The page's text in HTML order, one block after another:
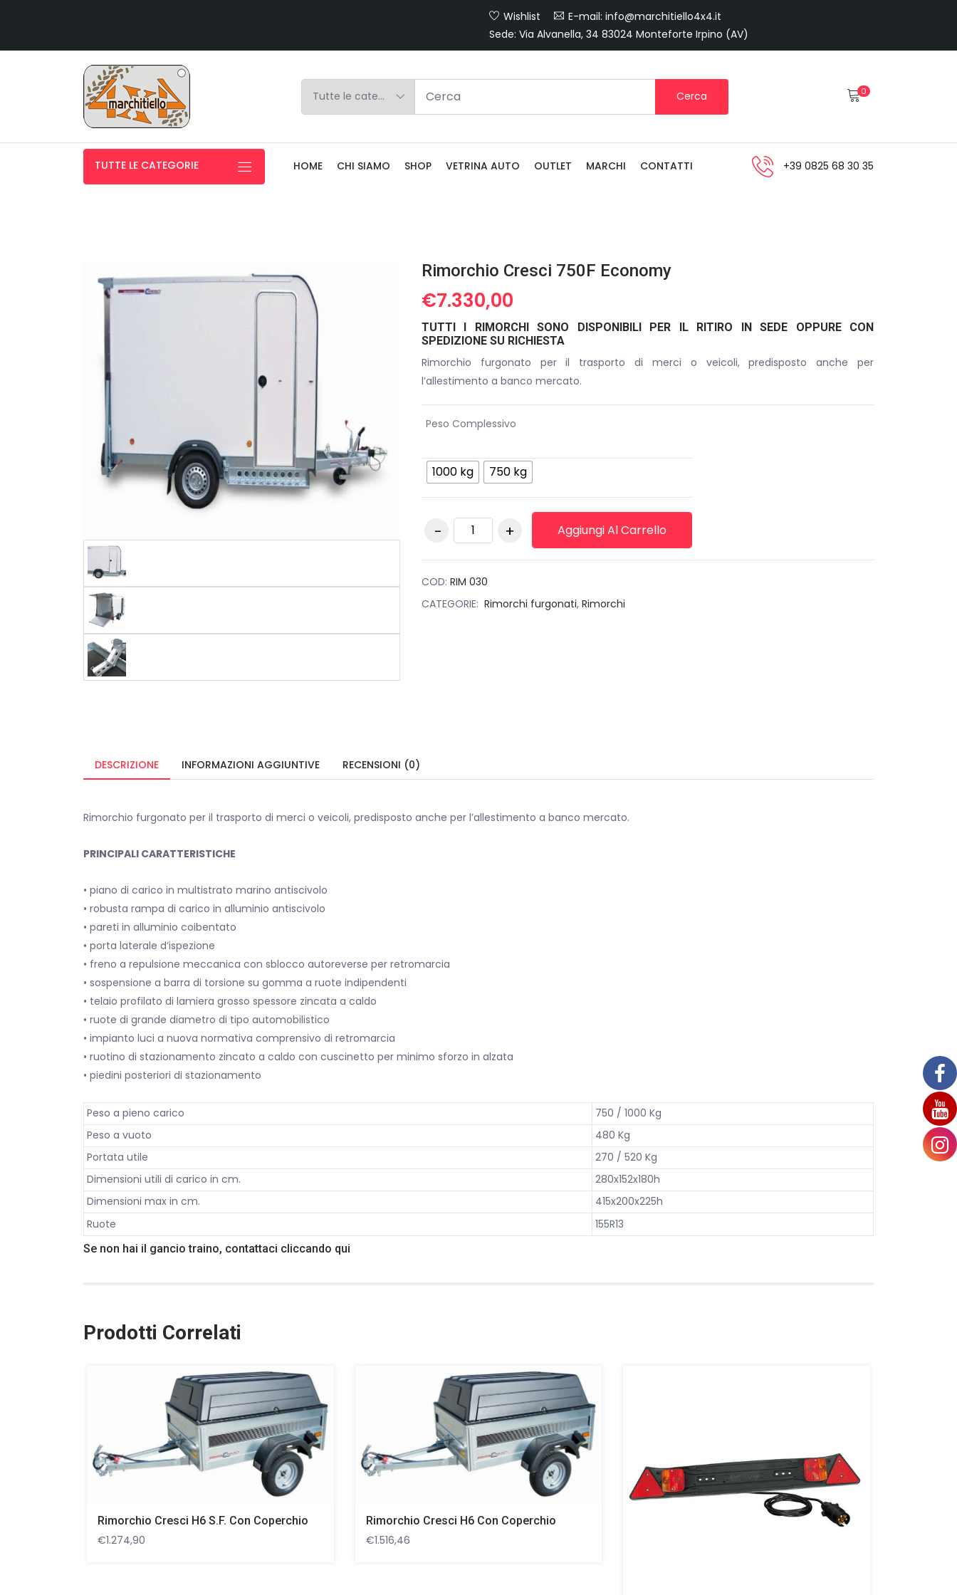
Wishlist
E-mail: info@marchitiello4x4.it
Sede: Via Alvanella, 34 83024 Monteforte Irpino (AV)
Cerca 0
TUTTE LE CATEGORIE HOME CHI SIAMO SHOP VETRINA AUTO OUTLET MARCHI CONTATTI +39 0825 68 30 35
Rimorchio Cresci 750F Economy
€7.330,00
TUTTI I RIMORCHI SONO DISPONIBILI PER IL RITIRO IN SEDE OPPURE CON
SPEDIZIONE SU RICHIESTA
Rimorchio furgonato per il trasporto di merci o veicoli, predisposto anche per
l’allestimento a banco mercato.
Peso Complessivo
1000 kg 750 kg
Rimorchio Cresci
750F Economy
Aggiungi Al Carrello
COD: RIM 030
CATEGORIE: Rimorchi furgonati, Rimorchi
DESCRIZIONE INFORMAZIONI AGGIUNTIVE RECENSIONI (0)
Rimorchio furgonato per il trasporto di merci o veicoli, predisposto anche per l’allestimento a banco mercato.
PRINCIPALI CARATTERISTICHE
• piano di carico in multistrato marino antiscivolo
• robusta rampa di carico in alluminio antiscivolo
• pareti in alluminio coibentato
• porta laterale d’ispezione
• freno a repulsione meccanica con sblocco autoreverse per retromarcia
• sospensione a barra di torsione su gomma a ruote indipendenti
• telaio profilato di lamiera grosso spessore zincata a caldo
• ruote di grande diametro di tipo automobilistico
• impianto luci a nuova normativa comprensivo di retromarcia
• ruotino di stazionamento zincato a caldo con cuscinetto per minimo sforzo in alzata
• piedini posteriori di stazionamento
Peso a pieno carico
750 / 1000 Kg
Peso a vuoto
480 Kg
Portata utile
270 / 520 Kg
Dimensioni utili di carico in cm.
280x152x180h
Dimensioni max in cm.
415x200x225h
Ruote
155R13
Se non hai il gancio traino, contattaci cliccando qui
Prodotti Correlati
Rimorchio Cresci H6 S.F. Con Coperchio
€1.274,90
Rimorchio Cresci H6 Con Coperchio
€1.516,46